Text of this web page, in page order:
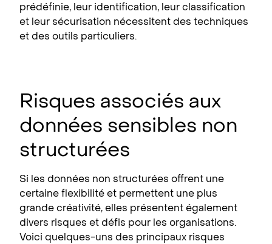
prédéfinie, leur identification, leur classification
et leur sécurisation nécessitent des techniques
et des outils particuliers.
Risques associés aux
données sensibles non
structurées
Si les données non structurées offrent une
certaine flexibilité et permettent une plus
grande créativité, elles présentent également
divers risques et défis pour les organisations.
Voici quelques-uns des principaux risques